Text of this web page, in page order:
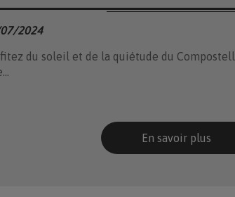
2024
du soleil et de la quiétude du
En savoir plus